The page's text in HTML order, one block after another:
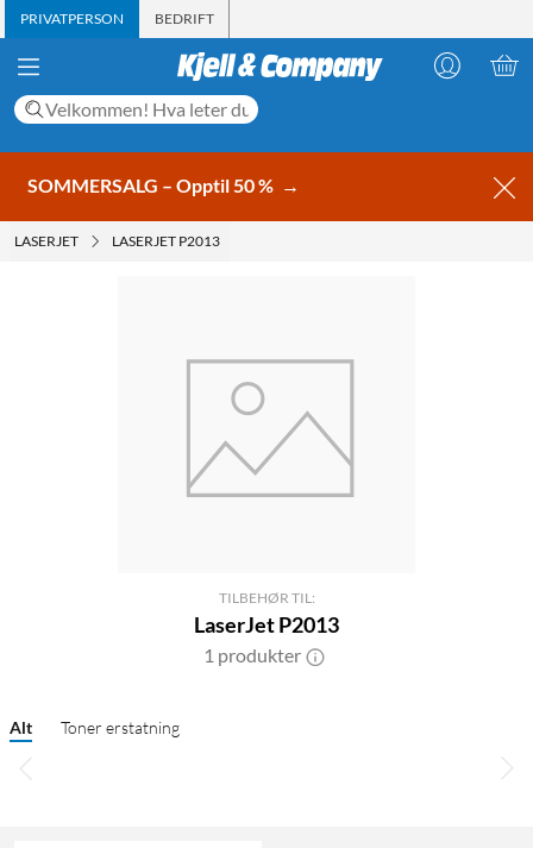
PRIVATPERSON BEDRIFT
SOMMERSALG – Opptil 50 % →
LASERJET LASERJET P2013
TILBEHØR TIL:
LaserJet P2013
1 produkter
Alt Toner erstatning